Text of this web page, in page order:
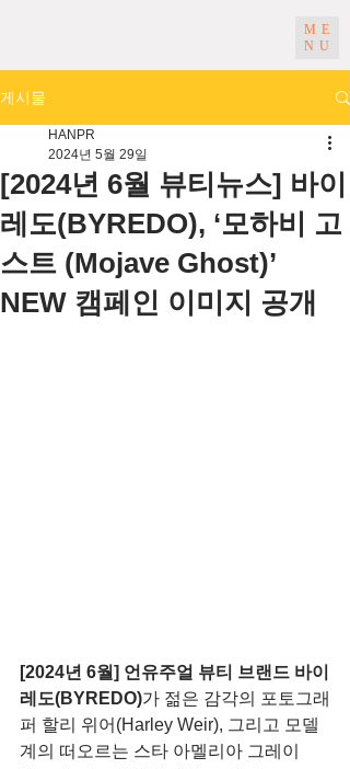
ME
NU
게시물
[2024년 6월 뷰티뉴스] 바이
레도(BYREDO), ‘모하비 고
스트 (Mojave Ghost)’
NEW 캠페인 이미지 공개
HANPR
2024년 5월 29일
[2024년 6월] 언유주얼 뷰티 브랜드 바이
레도(BYREDO)가 젊은 감각의 포토그래
퍼 할리 위어(Harley Weir), 그리고 모델
계의 떠오르는 스타 아멜리아 그레이